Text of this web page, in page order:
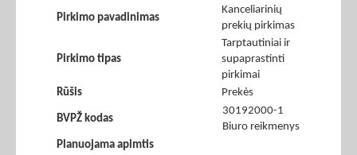
Pirkimo pavadinimas
Kanceliarinių
prekių pirkimas
Pirkimo tipas
Tarptautiniai ir
supaprastinti
pirkimai
Rūšis
Prekės
BVPŽ kodas
30192000-1
Biuro reikmenys
Planuojama apimtis